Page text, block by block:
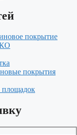
покрытие
покрытия
площадок